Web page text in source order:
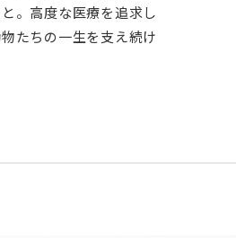
。高度な医療を追求し
たちの一生を支え続け